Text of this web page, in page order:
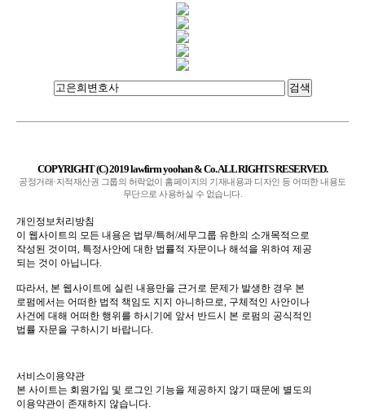
검색
COPYRIGHT (C) 2019 lawfirm yoohan & Co. ALL RIGHTS RESERVED.
공정거래·지적재산권 그룹의 허락없이 홈페이지의 기재내용과 디자인 등 어떠한 내용도
무단으로 사용하실 수 없습니다.
개인정보처리방침
이 웹사이트의 모든 내용은 법무/특허/세무그룹 유한의 소개목적으로
작성된 것이며, 특정사안에 대한 법률적 자문이나 해석을 위하여 제공
되는 것이 아닙니다.
따라서, 본 웹사이트에 실린 내용만을 근거로 문제가 발생한 경우 본
로펌에서는 어떠한 법적 책임도 지지 아니하므로, 구체적인 사안이나
사건에 대해 어떠한 행위를 하시기에 앞서 반드시 본 로펌의 공식적인
법률 자문을 구하시기 바랍니다.
서비스이용약관
본 사이트는 회원가입 및 로그인 기능을 제공하지 않기 때문에 별도의
이용약관이 존재하지 않습니다.